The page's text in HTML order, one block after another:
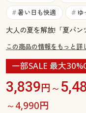
ご利用ガイド
よくある質問とお
よくある質問とお
# 暑い日も快適 # ゆ
大人の夏を解放!「夏パン
この商品の情報をもっと詳
一部SALE 最大
3,839円～
～4,990円